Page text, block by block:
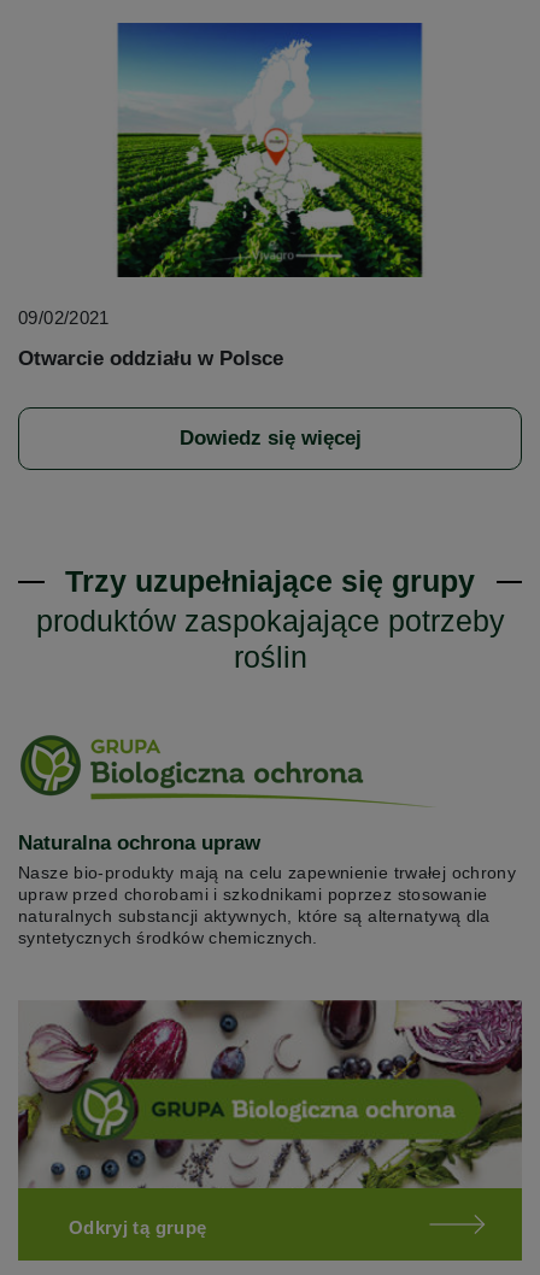
09/02/2021
Otwarcie oddziału w Polsce
Dowiedz się więcej
Trzy uzupełniające się grupy
produktów zaspokajające potrzeby
roślin
Naturalna ochrona upraw
Nasze bio-produkty mają na celu zapewnienie trwałej ochrony
upraw przed chorobami i szkodnikami poprzez stosowanie
naturalnych substancji aktywnych, które są alternatywą dla
syntetycznych środków chemicznych.
Odkryj tą grupę